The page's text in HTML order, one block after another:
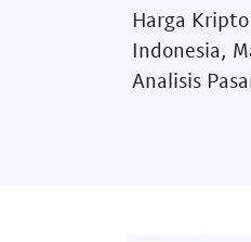
Harga
Indonesia,
Analisis